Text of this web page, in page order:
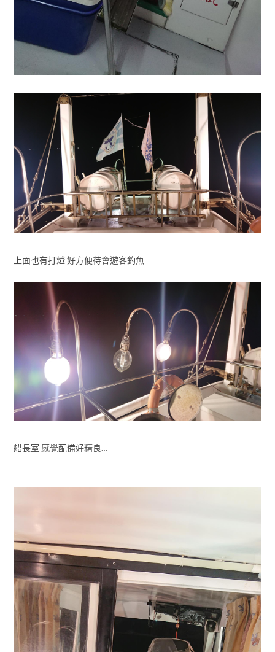
上面也有打燈 好方便待會遊客釣魚
船長室 感覺配備好精良…